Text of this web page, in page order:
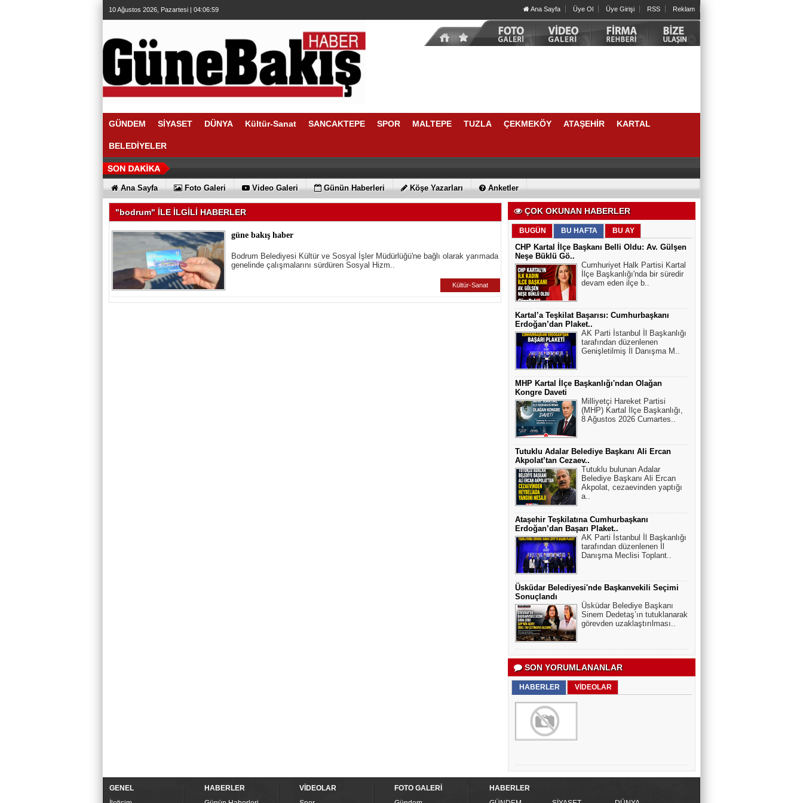
10 Ağustos 2026, Pazartesi | 04:06:59 Ana Sayfa Üye Ol Üye Girişi RSS Reklam
GÜNDEM SİYASET DÜNYA Kültür-Sanat SANCAKTEPE SPOR MALTEPE TUZLA ÇEKMEKÖY ATAŞEHİR KARTAL
BELEDİYELER
Ana Sayfa Foto Galeri Video Galeri Günün Haberleri Köşe Yazarları Anketler
"bodrum" İLE İLGİLİ HABERLER
güne bakış haber
Bodrum Belediyesi Kültür ve Sosyal İşler Müdürlüğü'ne bağlı olarak yarımada
genelinde çalışmalarını sürdüren Sosyal Hizm..
Kültür-Sanat
ÇOK OKUNAN HABERLER
BUGÜN BU HAFTA BU AY
CHP Kartal İlçe Başkanı Belli Oldu: Av. Gülşen
Neşe Büklü Gö..
Cumhuriyet Halk Partisi Kartal
İlçe Başkanlığı'nda bir süredir
devam eden ilçe b..
Kartal’a Teşkilat Başarısı: Cumhurbaşkanı
Erdoğan’dan Plaket..
AK Parti İstanbul İl Başkanlığı
tarafından düzenlenen
Genişletilmiş İl Danışma M..
MHP Kartal İlçe Başkanlığı'ndan Olağan
Kongre Daveti
Milliyetçi Hareket Partisi
(MHP) Kartal İlçe Başkanlığı,
8 Ağustos 2026 Cumartes..
Tutuklu Adalar Belediye Başkanı Ali Ercan
Akpolat’tan Cezaev..
Tutuklu bulunan Adalar
Belediye Başkanı Ali Ercan
Akpolat, cezaevinden yaptığı
a..
Ataşehir Teşkilatına Cumhurbaşkanı
Erdoğan’dan Başarı Plaket..
AK Parti İstanbul İl Başkanlığı
tarafından düzenlenen İl
Danışma Meclisi Toplant..
Üsküdar Belediyesi'nde Başkanvekili Seçimi
Sonuçlandı
Üsküdar Belediye Başkanı
Sinem Dedetaş’ın tutuklanarak
görevden uzaklaştırılması..
SON YORUMLANANLAR
HABERLER VİDEOLAR
GENEL
HABERLER
VİDEOLAR
FOTO GALERİ
HABERLER